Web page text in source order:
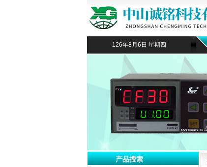
126年8月6日 星期四
产品搜索